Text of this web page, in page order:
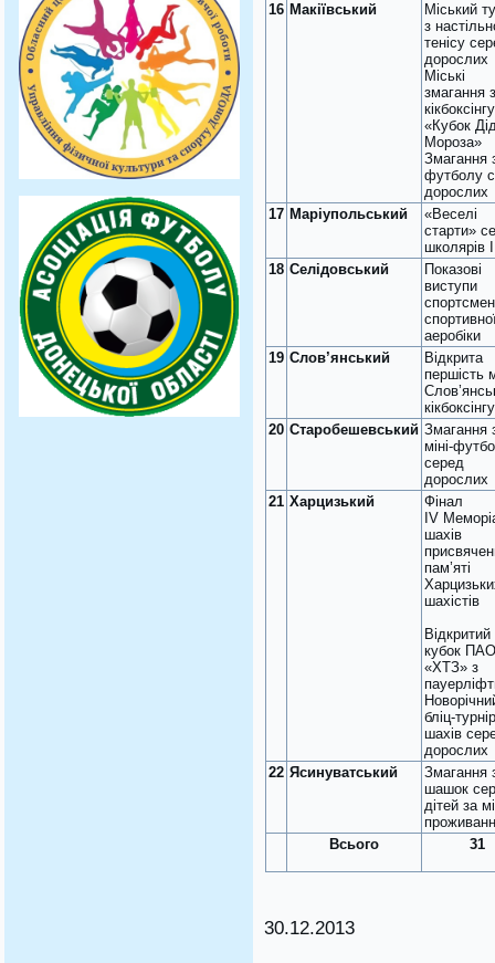
16 Макіївський
Міський
з
тенісу
дорослих
Міські
змагання з
кікбоксінгу
«Кубок
Мороза»
Змагання
футболу
дорослих
17 Маріупольський
«Веселі
старти»
школярів
18 Селідовський
Показові
виступи
аеробіки
19 Слов’янський
Відкрита
першість
кікбоксінгу
20 Старобешевський Змагання
міні-
серед
дорослих
21 Харцизький
Фінал
IV
шахів
пам’яті
шахістів
Відкритий
кубок ПАО
«ХТЗ» з
бліц-
шахів
дорослих
22 Ясинуватський
Змагання
шашок
дітей за
Всього
31
30.12.2013